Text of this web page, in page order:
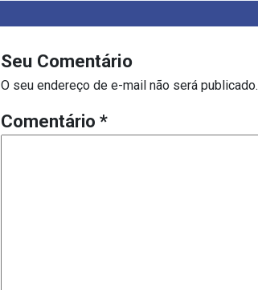
Seu Comentário
O seu endereço de e-mail não será publicado.
Comentário *